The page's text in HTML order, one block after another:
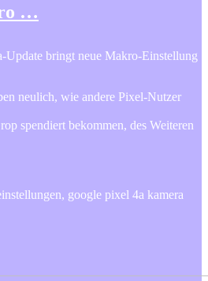
…
Update bringt neue Makro-Einstellung
neulich, wie andere Pixel-Nutzer
spendiert bekommen, des Weiteren
google pixel 4a kamera